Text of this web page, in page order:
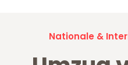
Nationale &